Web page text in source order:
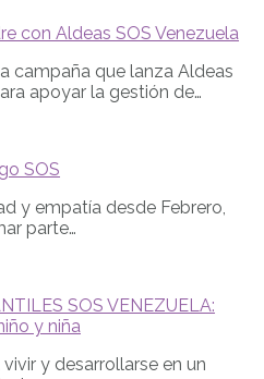
con Aldeas SOS Venezuela
campaña que lanza Aldeas
apoyar la gestión de…
SOS
y empatía desde Febrero,
parte…
SOS VENEZUELA:
y niña
y desarrollarse en un